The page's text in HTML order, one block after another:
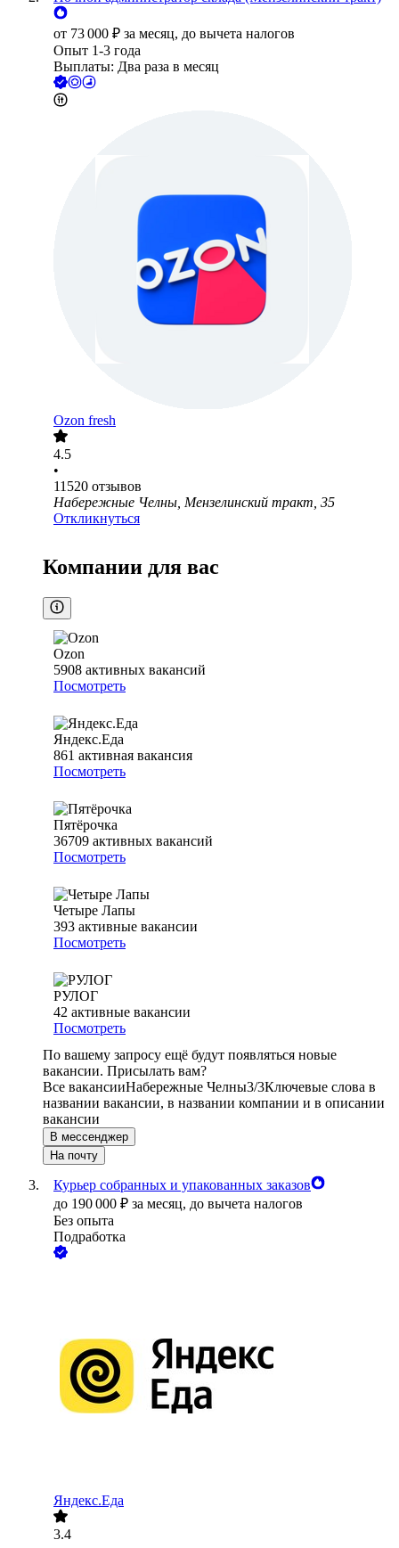
от 73 000 ₽ за месяц, до вычета налогов
Опыт 1-3 года
Выплаты: Два раза в месяц
Ozon fresh
4.5
•
11520 отзывов
Набережные Челны, Мензелинский тракт, 35
Откликнуться
Компании для вас
Ozon
5908 активных вакансий
Посмотреть
Яндекс.Еда
861 активная вакансия
Посмотреть
Пятёрочка
36709 активных вакансий
Посмотреть
Четыре Лапы
393 активные вакансии
Посмотреть
РУЛОГ
42 активные вакансии
Посмотреть
По вашему запросу ещё будут появляться новые
вакансии. Присылать вам?
Все вакансииНабережные Челны3/3Ключевые слова в
названии вакансии, в названии компании и в описании
вакансии
В мессенджер
На почту
Курьер собранных и упакованных заказов
до 190 000 ₽ за месяц, до вычета налогов
Без опыта
Подработка
Яндекс.Еда
3.4